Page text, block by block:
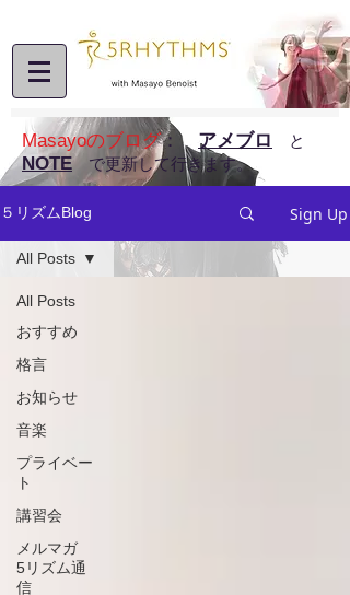
Masayoのブログ： アメブロ と
NOTEで更新して行きます。
５リズムBlog Sign Up
All Posts
おすすめ
格言
お知らせ
音楽
プライベー
ト
講習会
メルマガ
5リズム通
信
All Posts